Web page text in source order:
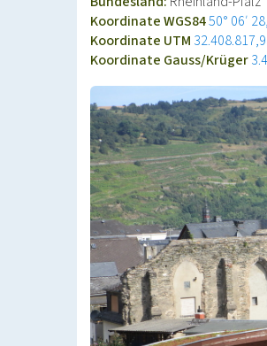
Koordinate WGS8450° 06′
Koordinate UTM
Koordinate Gauss/Krüger